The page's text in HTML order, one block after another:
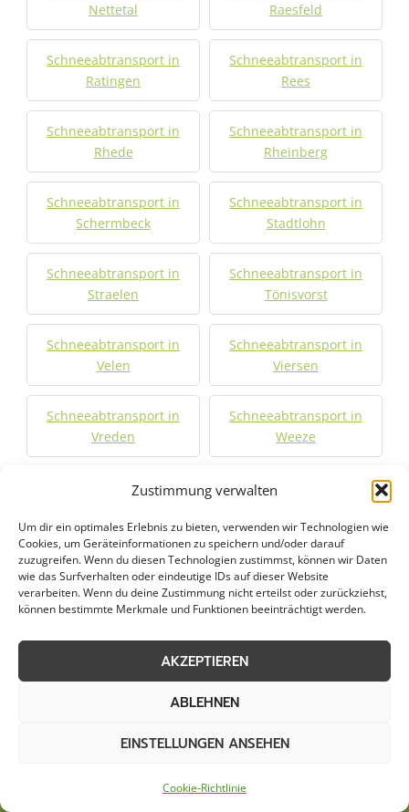
Zustimmung verwalten
Um dir ein optimales Erlebnis zu bieten, verwenden wir Technologien wie
Cookies, um Geräteinformationen zu speichern und/oder darauf
zuzugreifen. Wenn du diesen Technologien zustimmst, können wir Daten
wie das Surfverhalten oder eindeutige IDs auf dieser Website
verarbeiten. Wenn du deine Zustimmung nicht erteilst oder zurückziehst,
können bestimmte Merkmale und Funktionen beeinträchtigt werden.
AKZEPTIEREN
ABLEHNEN
EINSTELLUNGEN ANSEHEN
Cookie-Richtlinie
Nettetal
Raesfeld
Schneeabtransport in
Ratingen
Schneeabtransport in
Rees
Schneeabtransport in
Rhede
Schneeabtransport in
Rheinberg
Schneeabtransport in
Schermbeck
Schneeabtransport in
Stadtlohn
Schneeabtransport in
Straelen
Schneeabtransport in
Tönisvorst
Schneeabtransport in
Velen
Schneeabtransport in
Viersen
Schneeabtransport in
Vreden
Schneeabtransport in
Weeze
Schneeabtransport in
Schneeabtransport in
Jetzt Anfrage stellen